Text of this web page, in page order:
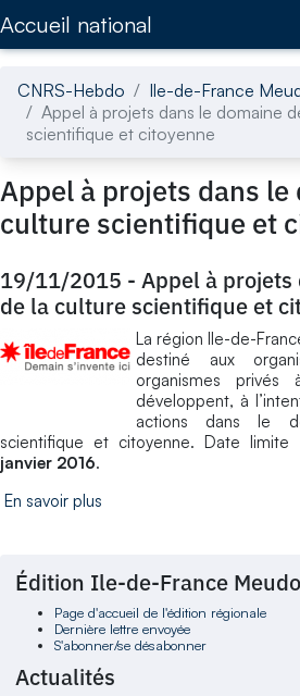
Accueil national
CNRS-Hebdo Ile-de-France
Appel à projets dans le domaine
scientifique et citoyenne
Appel à projets dans le
culture scientifique et
19/11/2015 - Appel à
de la culture scientifique et
La région Ile-de-
destiné aux
organismes
développent, à
actions dans le
scientifique et citoyenne. Date
janvier 2016.
En savoir plus
Édition Ile-de-France
Page d'accueil de l'édition régionale
Dernière lettre envoyée
S'abonner/se désabonner
Actualités